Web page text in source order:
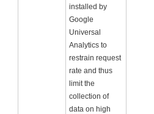
installed by
Google
Universal
Analytics to
restrain request
rate and thus
limit the
collection of
data on high